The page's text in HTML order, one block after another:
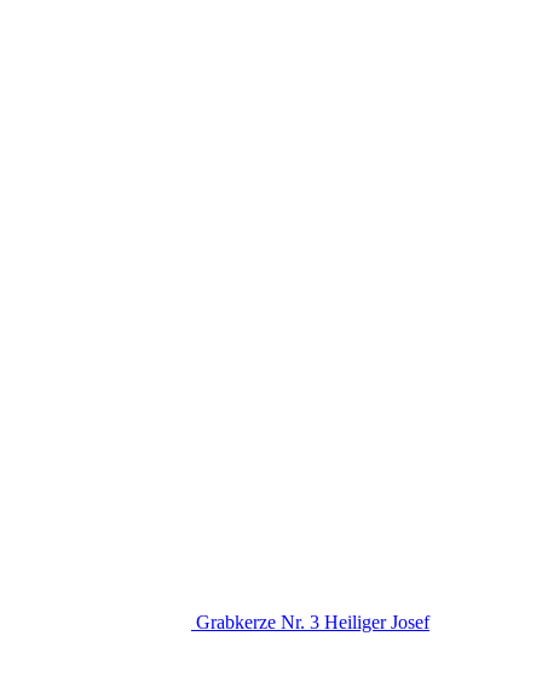
Grabkerze Nr. 3 Heiliger Josef